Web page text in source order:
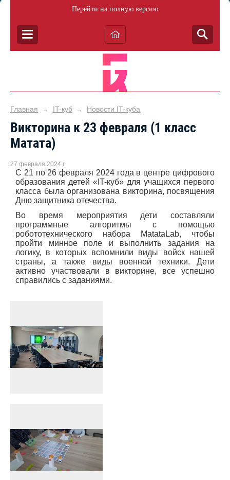
Перейти на полную версию
Главная → IT-куб → Новости IT-куба
Викторина к 23 февраля (1 класс
Матата)
27 февраля 2024 г.
С 21 по 26 февраля 2024 года в центре цифрового
образования детей «IT-куб» для учащихся первого
класса была организована викторина, посвящения
Дню защитника отечества.
Во время мероприятия дети составляли
программные алгоритмы с помощью
робототехнического набора MatataLab, чтобы
пройти минное поле и выполнить задания на
логику, в которых вспомнили виды войск нашей
страны, а также виды военной техники. Дети
активно участвовали в викторине, все успешно
справились с заданиями.